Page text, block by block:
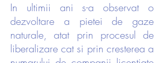
In ultimii ani s-a observat o
dezvoltare a pietei de gaze
naturale, atat prin procesul de
liberalizare cat si prin cresterea a